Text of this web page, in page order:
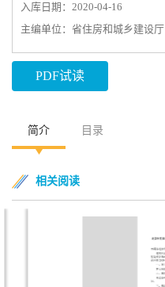
入库日期：2020-04-16
主编单位：省住房和城乡建设厅
PDF试读
简介 目录
相关阅读